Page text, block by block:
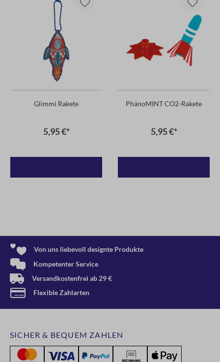
Glimmi Rakete
5,95 €*
PhänoMINT CO2-Rakete
5,95 €*
Von uns liebevoll designte Produkte
Kompetenter Service
Versandkostenfrei ab 29 €
Flexible Zahlarten
SICHER & BEQUEM ZAHLEN